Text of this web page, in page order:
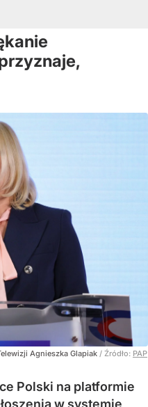
Agnieszka Glapiak / Źródło: PAP
Polski na platformie